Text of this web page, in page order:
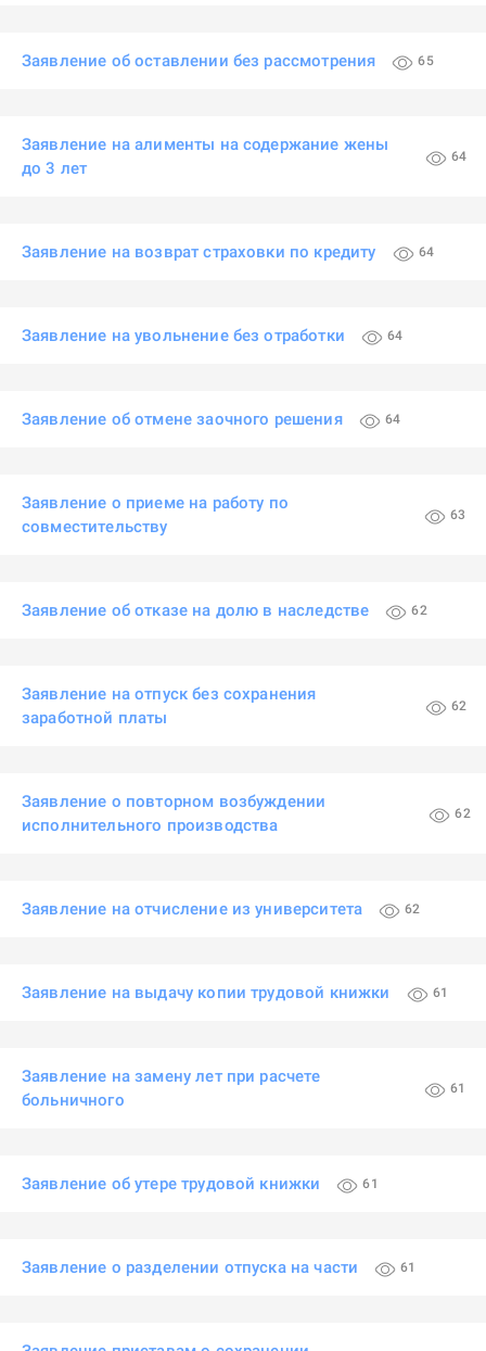
Заявление об оставлении без рассмотрения 65
Заявление на алименты на содержание жены
до 3 лет
64
Заявление на возврат страховки по кредиту 64
Заявление на увольнение без отработки 64
Заявление об отмене заочного решения 64
Заявление о приеме на работу по
совместительству
63
Заявление об отказе на долю в наследстве 62
Заявление на отпуск без сохранения
заработной платы
62
Заявление о повторном возбуждении
исполнительного производства
62
Заявление на отчисление из университета 62
Заявление на выдачу копии трудовой книжки 61
Заявление на замену лет при расчете
больничного
61
Заявление об утере трудовой книжки 61
Заявление о разделении отпуска на части 61